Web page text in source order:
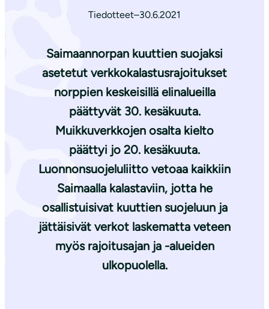
Tiedotteet–30.6.2021
Saimaannorpan kuuttien suojaksi
asetetut verkkokalastusrajoitukset
norppien keskeisillä elinalueilla
päättyvät 30. kesäkuuta.
Muikkuverkkojen osalta kielto
päättyi jo 20. kesäkuuta.
Luonnonsuojeluliitto vetoaa kaikkiin
Saimaalla kalastaviin, jotta he
osallistuisivat kuuttien suojeluun ja
jättäisivät verkot laskematta veteen
myös rajoitusajan ja -alueiden
ulkopuolella.